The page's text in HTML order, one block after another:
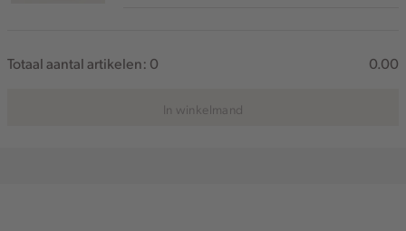
Totaal aantal artikelen: 0 0.00
In winkelmand